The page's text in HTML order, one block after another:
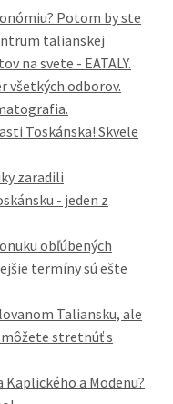
Potom by ste
talianskej
na svete - EATALY.
všetkých odborov.
Toskánska! Skvele
zaradili
- jeden z
obľúbených
termíny sú ešte
Taliansku, ale
stretnúť s
a Modenu?